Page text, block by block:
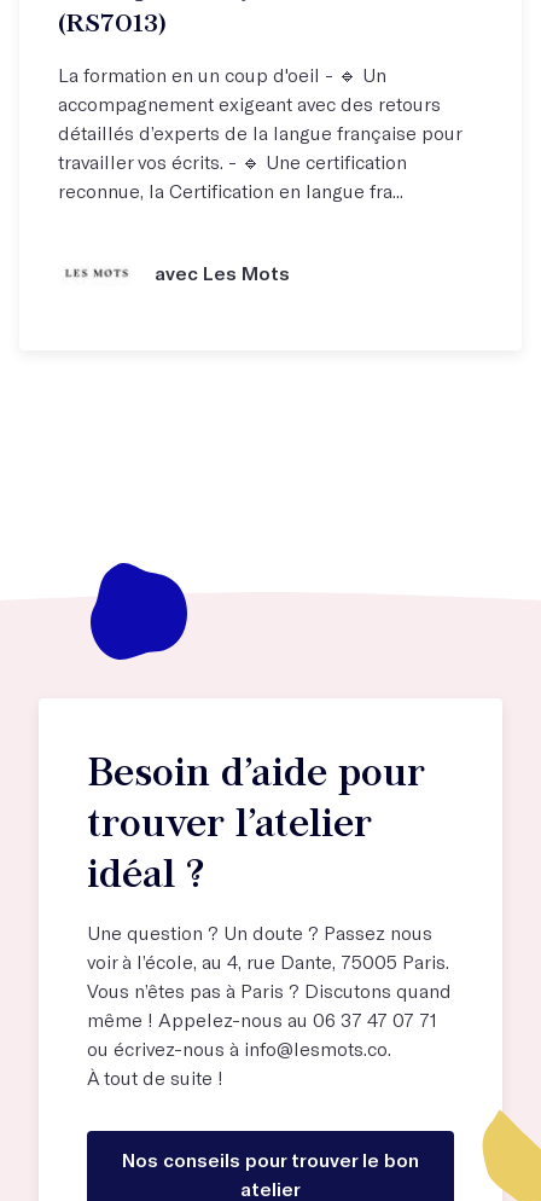
(RS7013)
La formation en un coup d'oeil - 🔹 Un
accompagnement exigeant avec des retours
détaillés d’experts de la langue française pour
travailler vos écrits. - 🔹 Une certification
reconnue, la Certification en langue fra...
avec Les Mots
Besoin d’aide pour
trouver l’atelier
idéal ?
Une question ? Un doute ? Passez nous
voir à l’école, au 4, rue Dante, 75005 Paris.
Vous n’êtes pas à Paris ? Discutons quand
même ! Appelez-nous au 06 37 47 07 71
ou écrivez-nous à info@lesmots.co.
À tout de suite !
Nos conseils pour trouver le bon
atelier